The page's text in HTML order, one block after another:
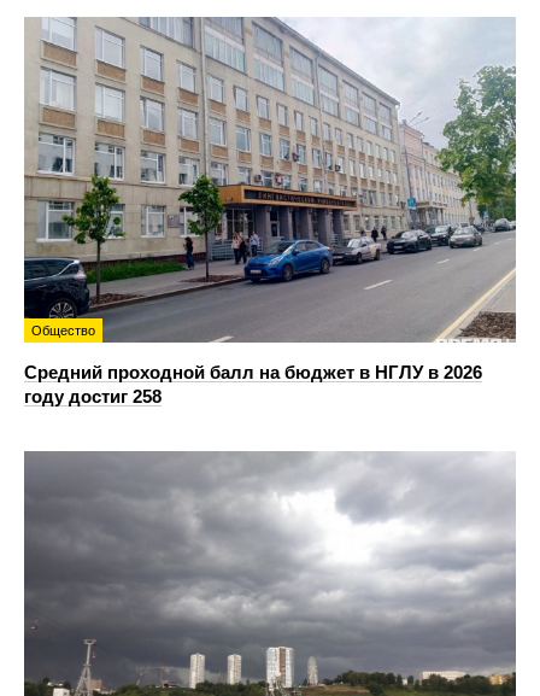
Общество
Средний проходной балл на бюджет в НГЛУ в 2026
году достиг 258